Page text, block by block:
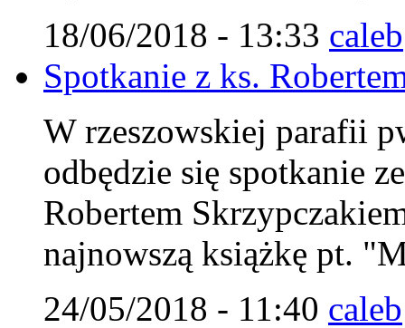
18/06/2018 - 13:33 caleb
Spotkanie z ks.
W rzeszowskiej parafii
odbędzie się spotkanie
Robertem
najnowszą książkę pt.
24/05/2018 - 11:40 caleb